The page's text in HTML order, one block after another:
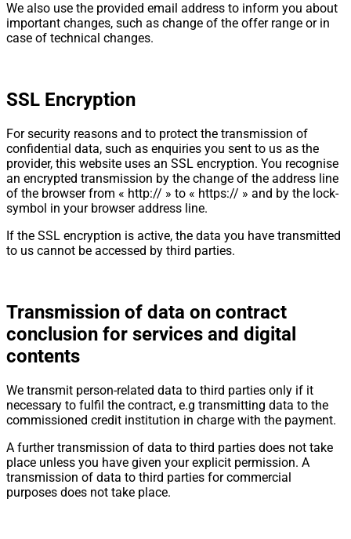
We also use the provided email address to inform you about
important changes, such as change of the offer range or in
case of technical changes.
SSL Encryption
For security reasons and to protect the transmission of
confidential data, such as enquiries you sent to us as the
provider, this website uses an SSL encryption. You recognise
an encrypted transmission by the change of the address line
of the browser from « http:// » to « https:// » and by the lock-
symbol in your browser address line.
If the SSL encryption is active, the data you have transmitted
to us cannot be accessed by third parties.
Transmission of data on contract
conclusion for services and digital
contents
We transmit person-related data to third parties only if it
necessary to fulfil the contract, e.g transmitting data to the
commissioned credit institution in charge with the payment.
A further transmission of data to third parties does not take
place unless you have given your explicit permission. A
transmission of data to third parties for commercial
purposes does not take place.